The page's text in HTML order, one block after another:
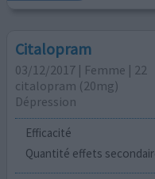
Citalopram
03/12/2017 | Femme | 22
citalopram (20mg)
Dépression
Efficacité
Quantité effets